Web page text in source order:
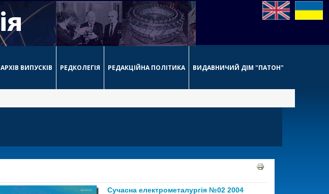
АРХІВ ВИПУСКІВ РЕДКОЛЕГІЯ РЕДАКЦІЙНА ПОЛІТИКА ВИДАВНИЧИЙ ДІМ "ПАТОН"
Сучасна електрометалургія №02 2004